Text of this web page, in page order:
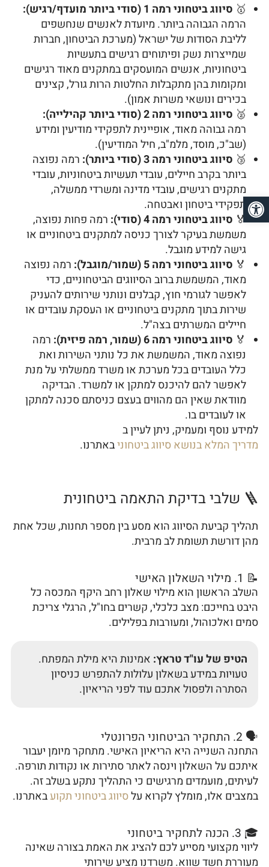
🥇 סיווג ביטחוני רמה 1 (סודי ביותר מועדף/רגיש):
הרמה הגבוהה ביותר. מיועדת לאנשים שנחשפים
לליבת הסודות של ישראל (מערכת הביטחון, חברות
שמייצרות נשק ופיתוחים רגישים בתעשיות
ביטחוניות, אנשים המועסקים במתקנים מאוד רגישים
ומקומות בהן מתקבלות החלטות הרות גורל, קצינים
בכירים ונושאי משרות אמון).
🥈 סיווג ביטחוני רמה 2 (סודי ביותר קהילייה):
רמה גבוהה מאוד, אופיינית לתפקידי מודיעין ומידע
(שב"כ, מוסד, מלמ"ב, חיל המודיעין).
🥉 סיווג ביטחוני רמה 3 (סודי ביותר):
רמה נפוצה
ביותר בקרב חיילים, עובדי תעשיות ביטחוניות, עובדי
מתקנים רגישים, עובדי מדינה ומשרדי ממשלה,
תפקידי ביטחון ואבטחה.
🏅 סיווג ביטחוני רמה 4 (סודי):
רמה פחות נפוצה,
משמשת בעיקר לצורך כניסה למתקנים ביטחוניים או
גישה למידע מוגבל.
🏅 סיווג ביטחוני רמה 5 (שמור/מוגבל):
רמה נפוצה
מאוד, המשמשת ברוב הסיווגים הביטחוניים, כדי
לאפשר לגורמי חוץ, קבלנים ונותני שירותים להעניק
שירות בתוך מתקנים ביטחוניים או העסקת עובדים או
חיילים המשרתים בצה"ל.
🏅 סיווג ביטחוני רמה 6 (שמור, רמה פיזית):
רמה
נפוצה מאוד, המשמשת את כל נותני השירות ואת
כלל העובדים בכל מערכת או משרד ממשלתי על מנת
לאפשר להם להיכנס למתקן או למשרד. הבדיקה
מוודאת שאין הם מהווים בעצם כניסתם סכנה למתקן
או לעובדים בו.
למידע נוסף ומעמיק, ניתן לעיין ב
מדריך המלא בנושא סיווג ביטחוניבאתרנו.
🪜 שלבי בדיקת התאמה ביטחונית
תהליך קביעת הסיווג הוא מסע בין מספר תחנות, שכל אחת
מהן דורשת תשומת לב מרבית.
📝 1. מילוי השאלון האישי
השלב הראשון הוא מילוי שאלון רחב היקף המכסה כל
היבט בחייכם: מצב כלכלי, קשרים בחו"ל, הרגלי צריכת
סמים ואלכוהול, ומעורבות בפלילים.
הטיפ של עו"ד טראץ: אמינות היא מילת המפתח.
טעויות במידע בשאלון עלולות להתפרש כניסיון
הסתרה ולפסול אתכם עוד לפני הריאיון.
🗣️ 2. התחקיר הביטחוני הפרונטלי
התחנה השנייה היא הריאיון האישי. מתחקר מיומן יעבור
איתכם על השאלון וינסה לאתר סתירות או נקודות תורפה.
לעיתים, מועמדים מרגישים כי התהליך נתקע בשלב זה.
במצבים אלו, מומלץ לקרוא עלסיווג ביטחוני תקועבאתרנו.
🎓 3. הכנה לתחקיר ביטחוני
ליווי מקצועי מסייע לכם להציג את האמת בצורה שאינה
מעוררת חשד שווא. משרדנו מציע שירותי
פתח סרגל נגישות